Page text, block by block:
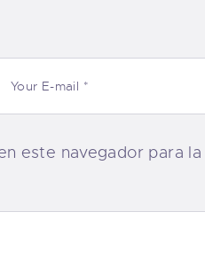
este navegador para